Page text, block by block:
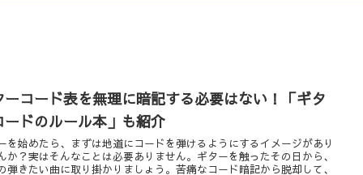
ーコード表を無理に暗記する必要はない！「ギタ
ードのルール本」も紹介
を始めたら、まずは地道にコードを弾けるようにするイメージがあり
か？実はそんなことは必要ありません。ギターを触ったその日から、
弾きたい曲に取り掛かりましょう。苦痛なコード暗記から脱却して、